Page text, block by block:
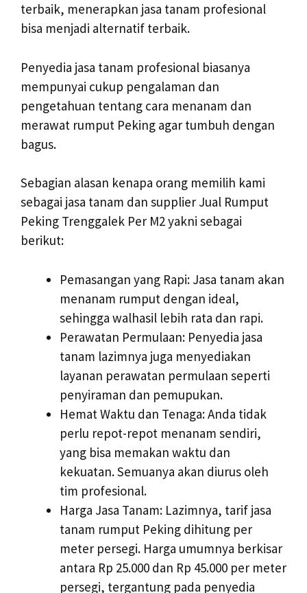
terbaik, menerapkan jasa tanam profesional
bisa menjadi alternatif terbaik.
Penyedia jasa tanam profesional biasanya
mempunyai cukup pengalaman dan
pengetahuan tentang cara menanam dan
merawat rumput Peking agar tumbuh dengan
bagus.
Sebagian alasan kenapa orang memilih kami
sebagai jasa tanam dan supplier Jual Rumput
Peking Trenggalek Per M2 yakni sebagai
berikut:
Pemasangan yang Rapi: Jasa tanam akan
menanam rumput dengan ideal,
sehingga walhasil lebih rata dan rapi.
Perawatan Permulaan: Penyedia jasa
tanam lazimnya juga menyediakan
layanan perawatan permulaan seperti
penyiraman dan pemupukan.
Hemat Waktu dan Tenaga: Anda tidak
perlu repot-repot menanam sendiri,
yang bisa memakan waktu dan
kekuatan. Semuanya akan diurus oleh
tim profesional.
Harga Jasa Tanam: Lazimnya, tarif jasa
tanam rumput Peking dihitung per
meter persegi. Harga umumnya berkisar
antara Rp 25.000 dan Rp 45.000 per meter
persegi, tergantung pada penyedia